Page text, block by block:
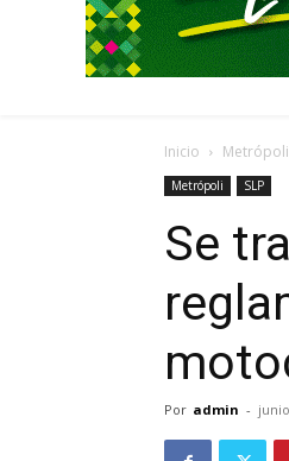
Inicio Metrópoli
Metrópoli SLP
Se
Por admin -